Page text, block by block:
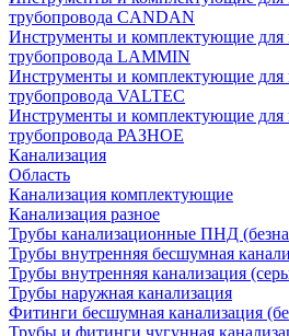
трубопровода CANDAN
Инструменты и комплектующие
трубопровода LAMMIN
Инструменты и комплектующие
трубопровода VALTEC
Инструменты и комплектующие
трубопровода РАЗНОЕ
Канализация
Область
Канализация комплектующие
Канализация разное
Трубы канализационные ПНД
Трубы внутренняя бесшумная
Трубы внутренняя канализация
Трубы наружная канализация
Фитинги бесшумная канализация
Трубы и фитинги чугунная